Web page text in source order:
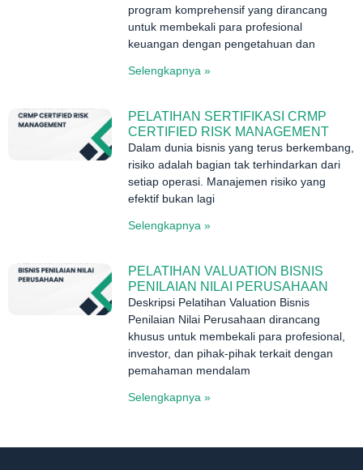
program komprehensif yang dirancang
untuk membekali para profesional
keuangan dengan pengetahuan dan
Selengkapnya »
PELATIHAN SERTIFIKASI CRMP
CERTIFIED RISK MANAGEMENT
Dalam dunia bisnis yang terus berkembang,
risiko adalah bagian tak terhindarkan dari
setiap operasi. Manajemen risiko yang
efektif bukan lagi
Selengkapnya »
PELATIHAN VALUATION BISNIS
PENILAIAN NILAI PERUSAHAAN
Deskripsi Pelatihan Valuation Bisnis
Penilaian Nilai Perusahaan dirancang
khusus untuk membekali para profesional,
investor, dan pihak-pihak terkait dengan
pemahaman mendalam
Selengkapnya »